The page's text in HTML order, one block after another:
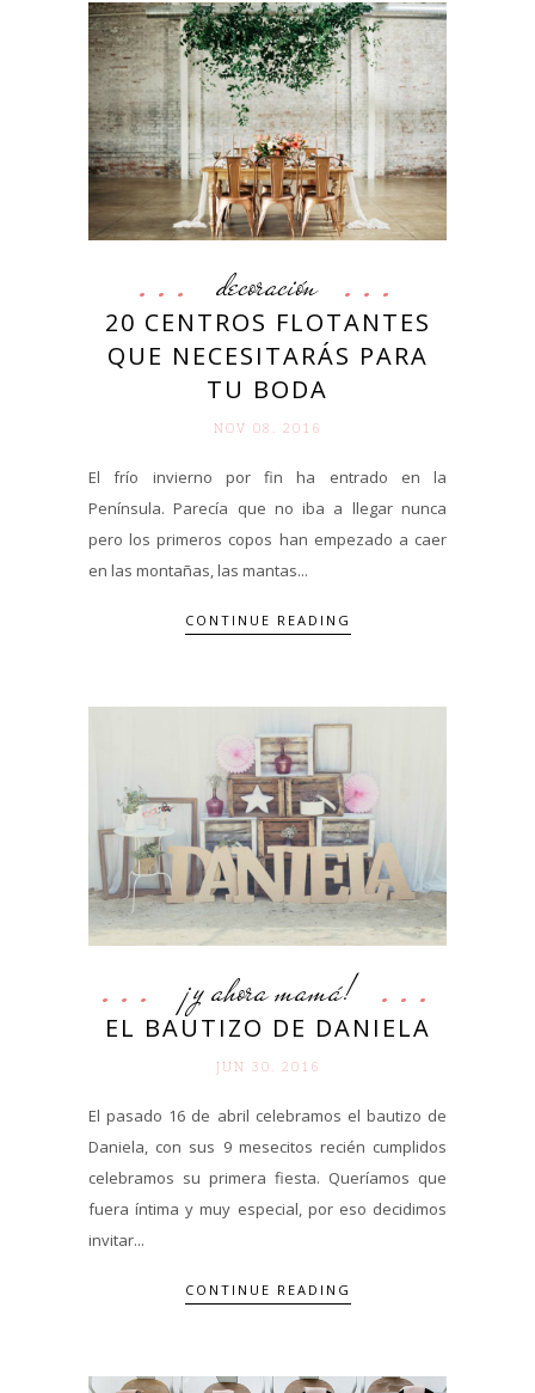
decoración
20 CENTROS FLOTANTES
QUE NECESITARÁS PARA
TU BODA
NOV 08. 2016
El frío invierno por fin ha entrado en la
Península. Parecía que no iba a llegar nunca
pero los primeros copos han empezado a caer
en las montañas, las mantas...
CONTINUE READING
¡y ahora mamá!
EL BAUTIZO DE DANIELA
JUN 30. 2016
El pasado 16 de abril celebramos el bautizo de
Daniela, con sus 9 mesecitos recién cumplidos
celebramos su primera fiesta. Queríamos que
fuera íntima y muy especial, por eso decidimos
invitar...
CONTINUE READING